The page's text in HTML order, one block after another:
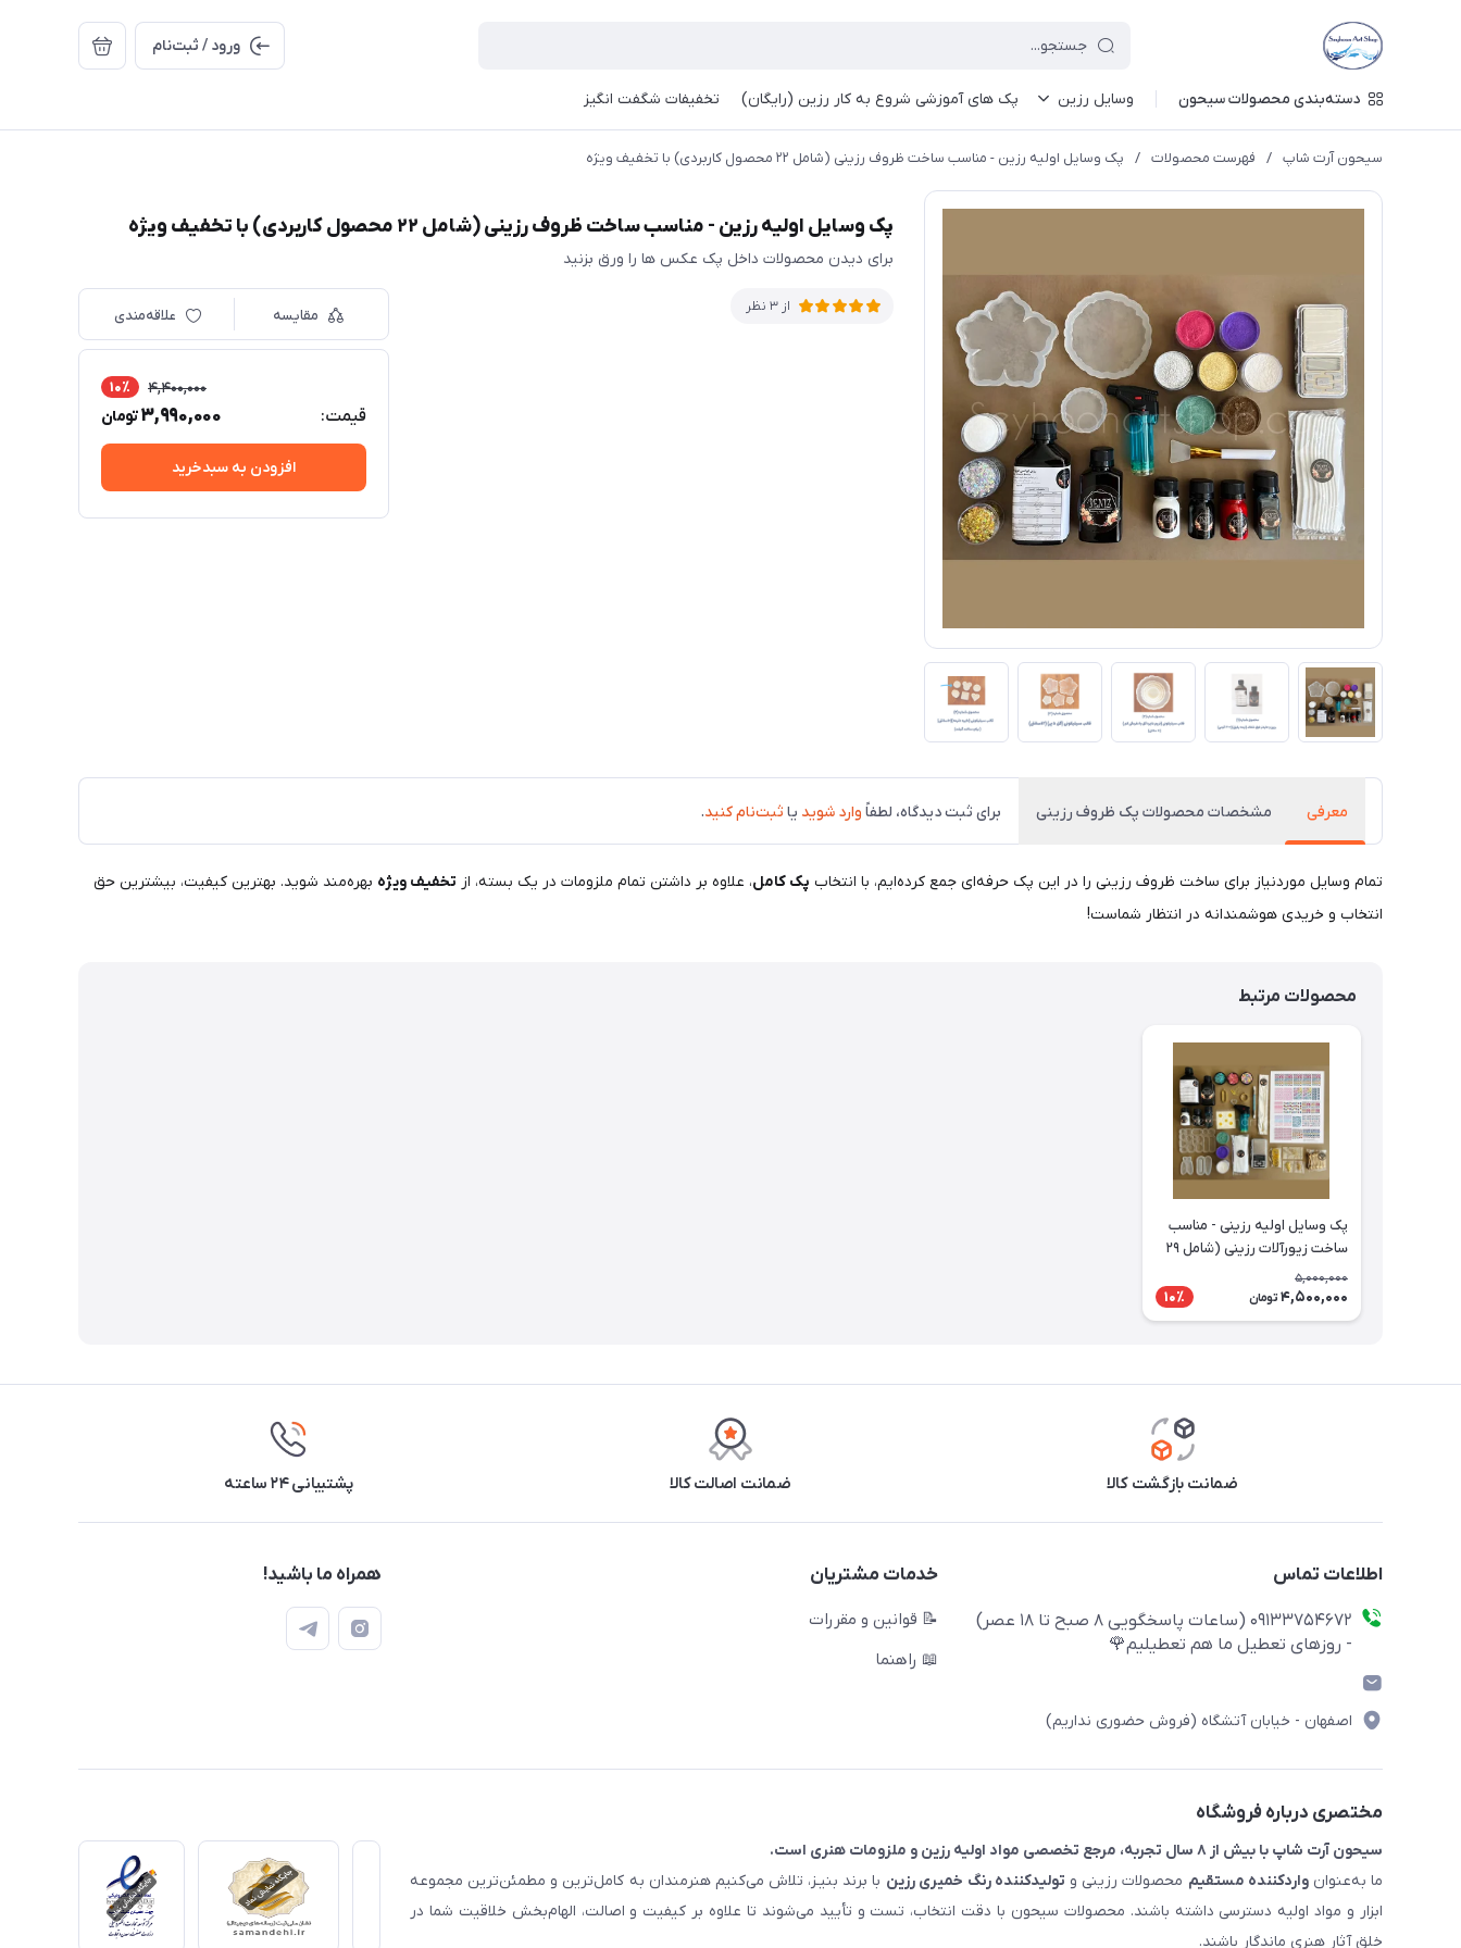
ورود / ثبت‌نام
دسته‌بندی محصولات سیحون وسایل رزین پک های آموزشی شروع به کار رزین (رایگان) تخفیفات شگفت انگیز
سیحون آرت شاپ / فهرست محصولات / پک وسایل اولیه رزین - مناسب ساخت ظروف رزینی (شامل ۲۲ محصول کاربردی) با تخفیف ویژه
پک وسایل اولیه رزین - مناسب ساخت ظروف رزینی (شامل ۲۲ محصول کاربردی) با تخفیف ویژه
برای دیدن محصولات داخل پک عکس ها را ورق بزنید
از 3 نظر مقایسه علاقه‌مندی
قیمت:
4,400,000 10٪
3,990,000تومان
افزودن به سبدخرید
معرفی مشخصات محصولات پک ظروف رزینی برای ثبت دیدگاه، لطفاً وارد شوید یا ثبت‌نام کنید.
تمام وسایل موردنیاز برای ساخت ظروف رزینی را در این پک حرفه‌ای جمع کرده‌ایم، با انتخاب پک کامل، علاوه بر داشتن تمام ملزومات در یک بسته، از تخفیف ویژه بهره‌مند شوید. بهترین کیفیت، بیشترین حق
انتخاب و خریدی هوشمندانه در انتظار شماست!
محصولات مرتبط
پک وسایل اولیه رزینی - مناسب
ساخت زیورآلات رزینی (شامل ۲۹
ابزار کاربردی) با تخفیف ویژه
5,000,000
4,500,000 تومان 10٪
ضمانت بازگشت کالا ضمانت اصالت کالا پشتیبانی ۲۴ ساعته
اطلاعات تماس
09133754672 (ساعات پاسخگویی ۸ صبح تا ۱۸ عصر)
- روزهای تعطیل ما هم تعطیلیم🌹
اصفهان - خیابان آتشگاه (فروش حضوری نداریم)
خدمات مشتریان
📝 قوانین و مقررات
📖 راهنما
همراه ما باشید!
مختصری درباره فروشگاه
سیحون آرت شاپ با بیش از ۸ سال تجربه، مرجع تخصصی مواد اولیه رزین و ملزومات هنری است.
ما به‌عنوانواردکننده مستقیم محصولات رزینی و تولیدکننده رنگ خمیری رزین با برند بنیـز، تلاش می‌کنیم هنرمندان به کامل‌ترین و مطمئن‌ترین مجموعه
ابزار و مواد اولیه دسترسی داشته باشند. محصولات سیحون با دقت انتخاب، تست و تأیید می‌شوند تا علاوه بر کیفیت و اصالت، الهام‌بخش خلاقیت شما در
خلق آثار هنری ماندگار باشند.